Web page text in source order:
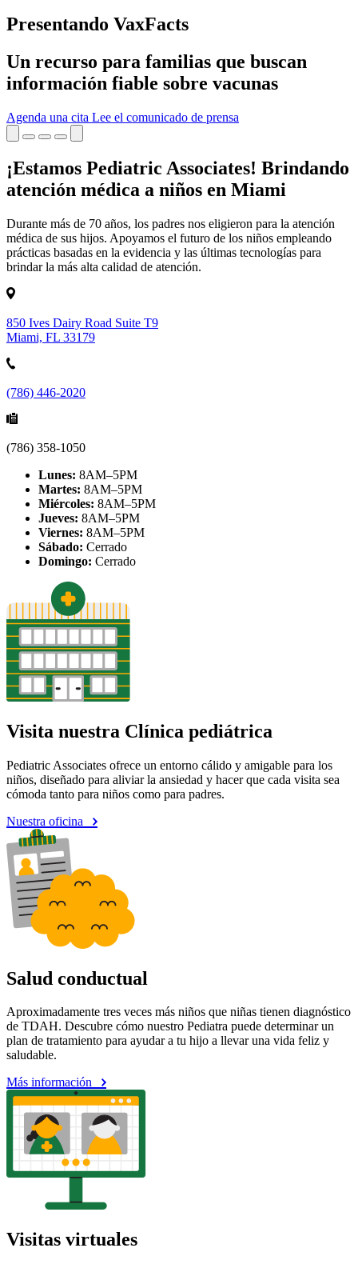
Presentando VaxFacts
Un recurso para familias que buscan
información fiable sobre vacunas
Agenda una cita Lee el comunicado de prensa
¡Estamos Pediatric Associates! Brindando
atención médica a niños en Miami
Durante más de 70 años, los padres nos eligieron para la atención
médica de sus hijos. Apoyamos el futuro de los niños empleando
prácticas basadas en la evidencia y las últimas tecnologías para
brindar la más alta calidad de atención.
850 Ives Dairy Road Suite T9
Miami, FL 33179
(786) 446-2020
(786) 358-1050
Lunes: 8AM–5PM
Martes: 8AM–5PM
Miércoles: 8AM–5PM
Jueves: 8AM–5PM
Viernes: 8AM–5PM
Sábado: Cerrado
Domingo: Cerrado
Visita nuestra Clínica pediátrica
Pediatric Associates ofrece un entorno cálido y amigable para los
niños, diseñado para aliviar la ansiedad y hacer que cada visita sea
cómoda tanto para niños como para padres.
Nuestra oficina
Salud conductual
Aproximadamente tres veces más niños que niñas tienen diagnóstico
de TDAH. Descubre cómo nuestro Pediatra puede determinar un
plan de tratamiento para ayudar a tu hijo a llevar una vida feliz y
saludable.
Más información
Visitas virtuales